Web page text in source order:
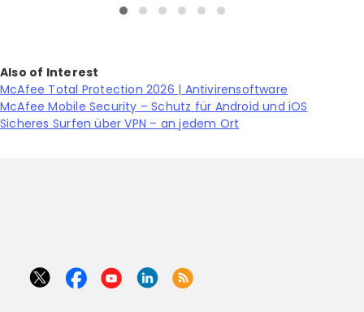
Also of Interest
McAfee Total Protection 2026 | Antivirensoftware
McAfee Mobile Security – Schutz für Android und iOS
Sicheres Surfen über VPN – an jedem Ort